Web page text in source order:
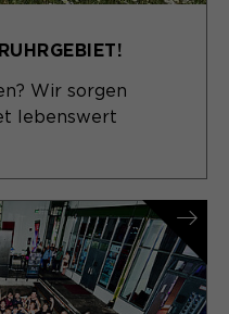
Wir sorgen
lebenswert